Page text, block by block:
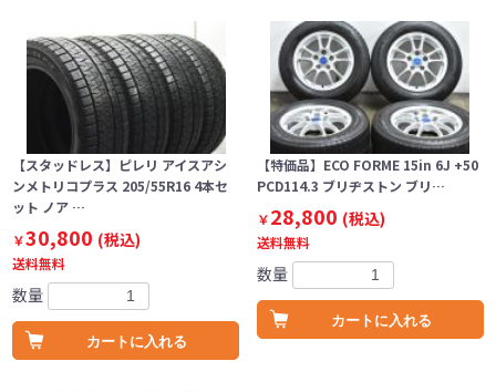
【スタッドレス】ピレリ アイスアシ
ンメトリコプラス 205/55R16 4本セ
ット ノア …
￥30,800 (税込)
送料無料
数量
カートに入れる
【特価品】ECO FORME 15in 6J +50
PCD114.3 ブリヂストン ブリ…
￥28,800 (税込)
送料無料
数量
カートに入れる